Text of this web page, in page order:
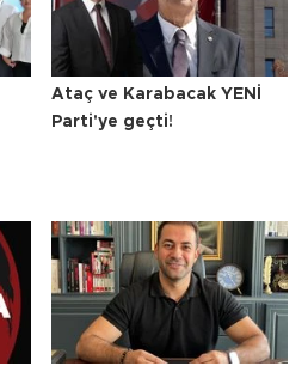
Ataç ve Karabacak YENİ
Parti'ye geçti!